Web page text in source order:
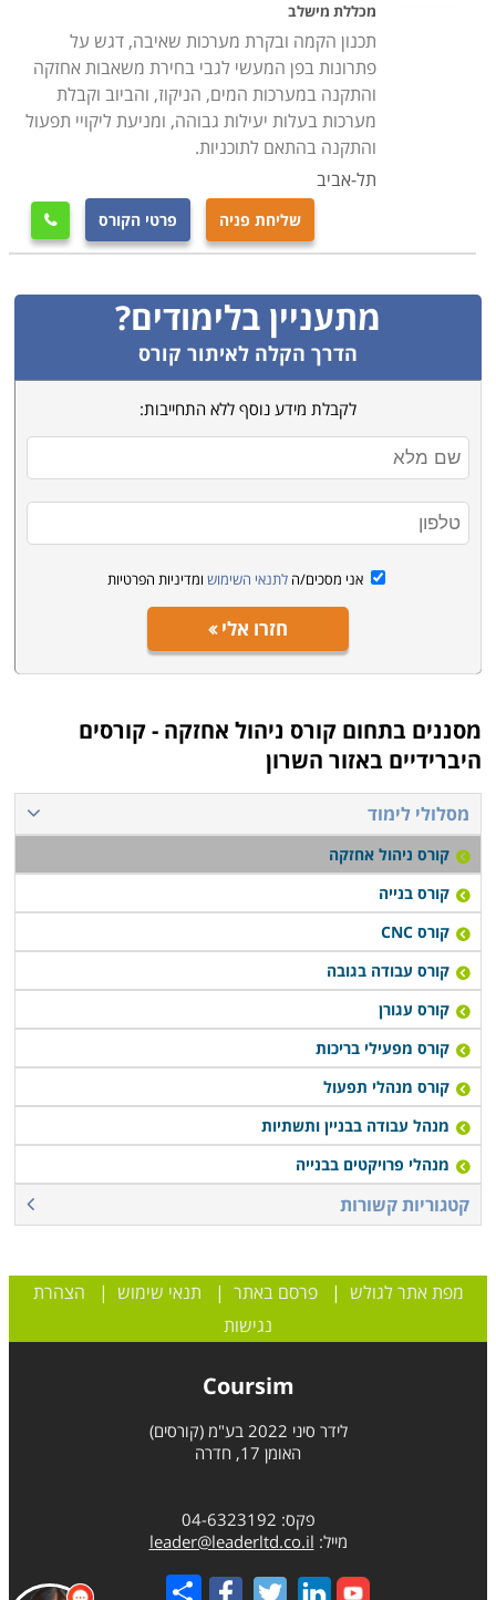
מכללת מישלב
תכנון הקמה ובקרת מערכות שאיבה, דגש על
פתרונות בפן המעשי לגבי בחירת משאבות אחזקה
והתקנה במערכות המים, הניקוז, והביוב וקבלת
מערכות בעלות יעילות גבוהה, ומניעת ליקויי תפעול
והתקנה בהתאם לתוכניות.
תל-אביב
שליחת פניה פרטי הקורס 
מתעניין בלימודים?
הדרך הקלה לאיתור קורס
לקבלת מידע נוסף ללא התחייבות:
אני מסכים/ה לתנאי השימוש ומדיניות הפרטיות
חזרו אלי
מסננים בתחום קורס ניהול אחזקה - קורסים
היברידיים באזור השרון
מסלולי לימוד
קורס ניהול אחזקה
קורס בנייה
קורס CNC
קורס עבודה בגובה
קורס עגורן
קורס מפעילי בריכות
קורס מנהלי תפעול
מנהל עבודה בבניין ותשתיות
מנהלי פרויקטים בבנייה
קטגוריות קשורות
מפת אתר לגולש |פרסם באתר | תנאי שימוש | הצהרת
נגישות
Coursim
לידר סיני 2022 בע"מ (קורסים)
האומן 17, חדרה
פקס: 04-6323192
מייל: leader@leaderltd.co.il
Share